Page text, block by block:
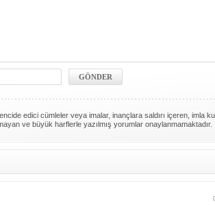
edici cümleler veya imalar, inançlara saldırı içeren, imla
ve büyük harflerle yazılmış yorumlar onaylanmamaktadır.